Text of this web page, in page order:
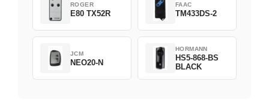
ROGER
E80 TX52R
FAAC
TM433DS-2
JCM
NEO20-N
HORMANN
HS5-868-BS
BLACK